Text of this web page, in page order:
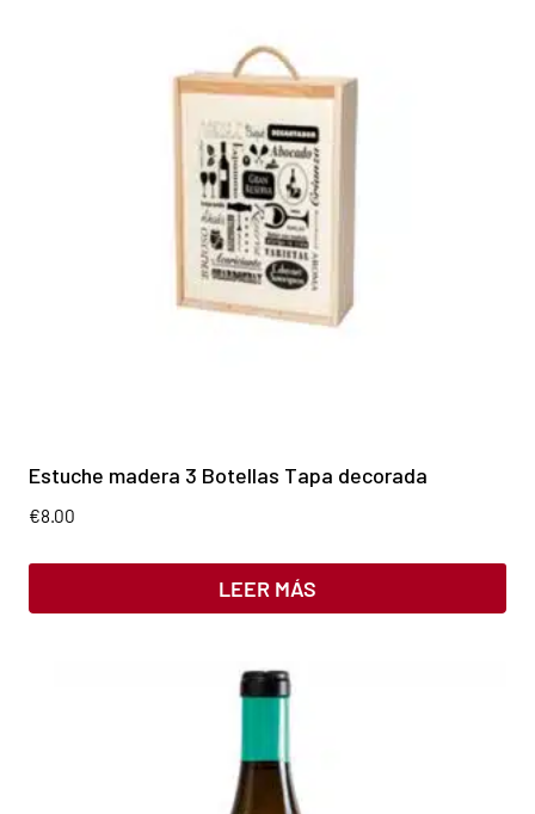
Estuche madera 3 Botellas Tapa decorada
€8.00
LEER MÁS